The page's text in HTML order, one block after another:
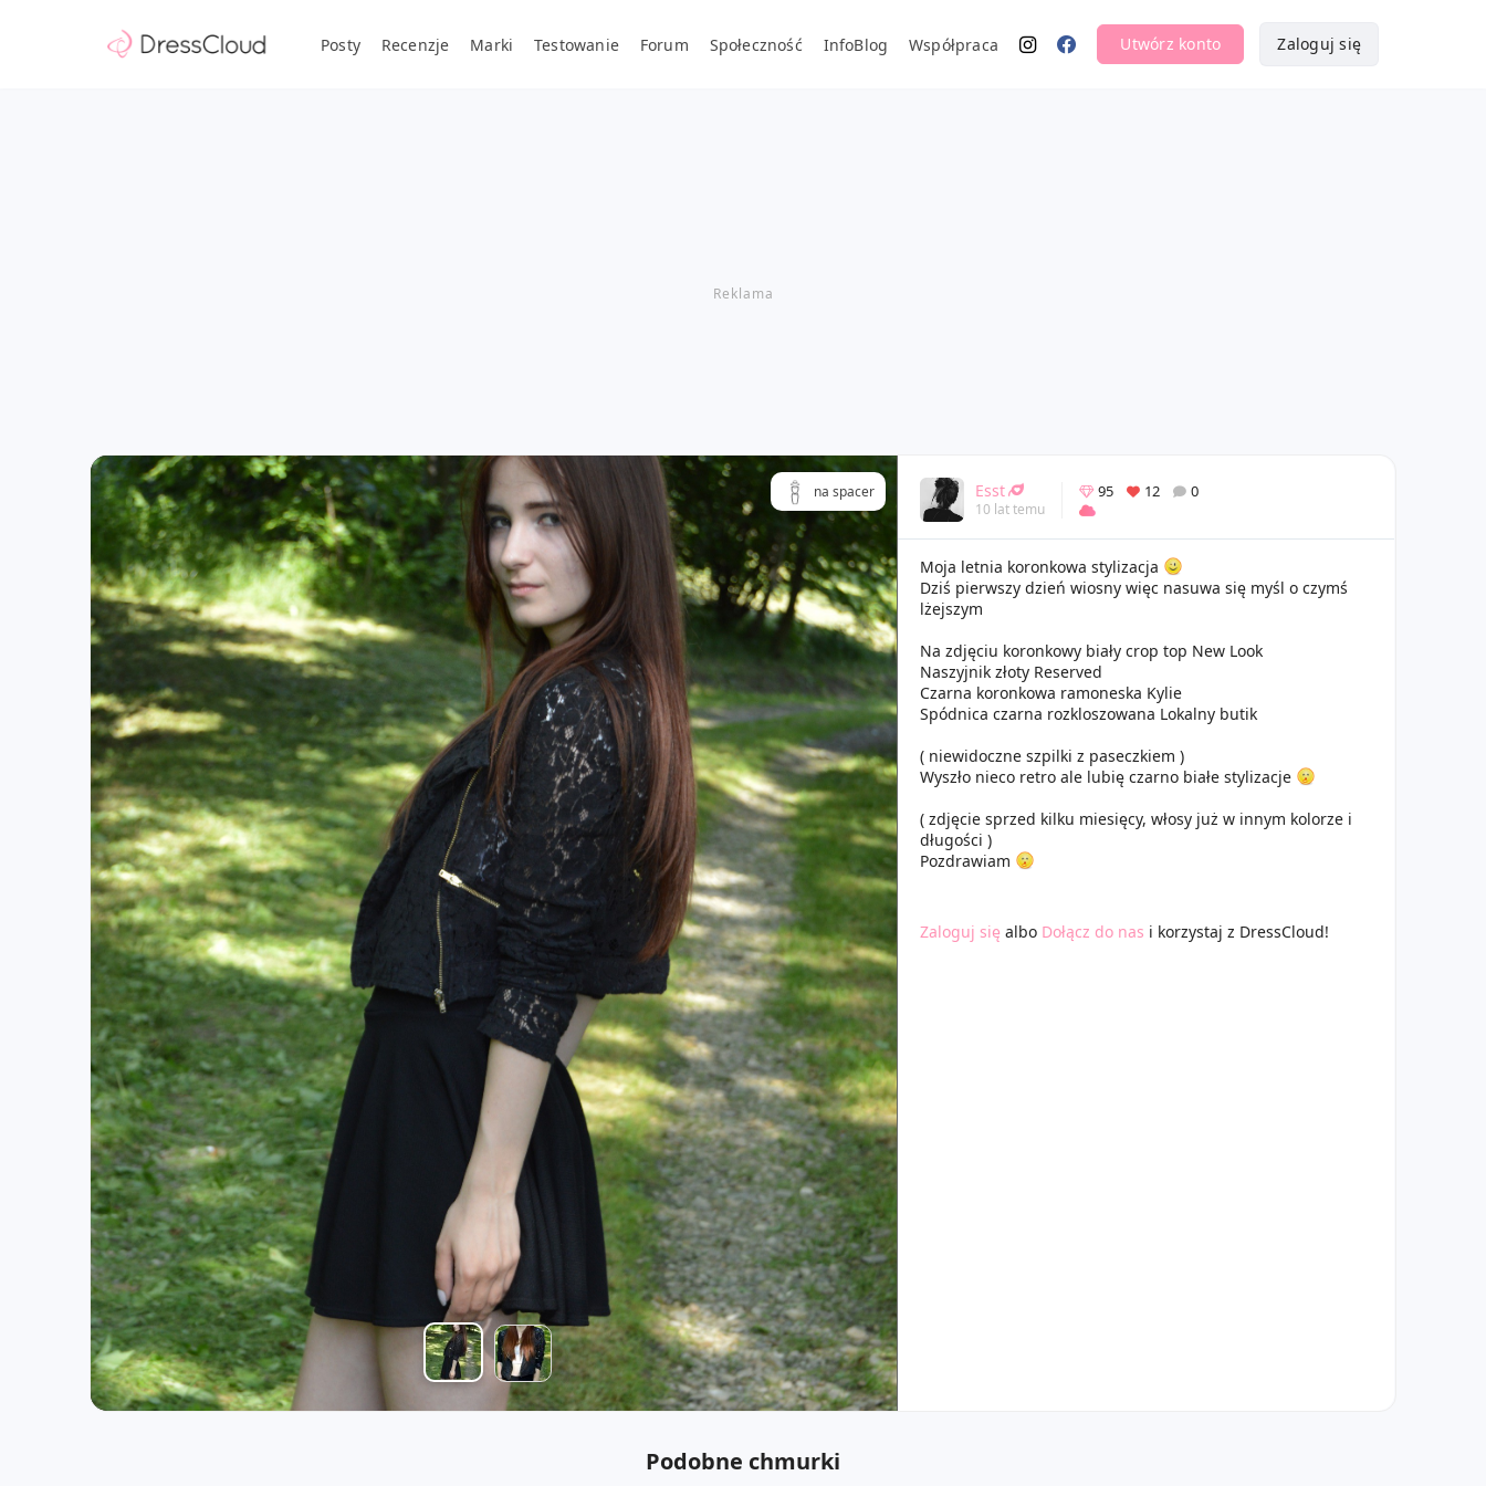
Posty Recenzje Marki Testowanie Forum Społeczność InfoBlog Współpraca Utwórz konto Zaloguj się
na spacer Esst
10 lat temu
95 12 0
Moja letnia koronkowa stylizacja
Dziś pierwszy dzień wiosny więc nasuwa się myśl o czymś
lżejszym
Na zdjęciu koronkowy biały crop top New Look
Naszyjnik złoty Reserved
Czarna koronkowa ramoneska Kylie
Spódnica czarna rozkloszowana Lokalny butik
( niewidoczne szpilki z paseczkiem )
Wyszło nieco retro ale lubię czarno białe stylizacje
( zdjęcie sprzed kilku miesięcy, włosy już w innym kolorze i
długości )
Pozdrawiam
Zaloguj się albo Dołącz do nas i korzystaj z DressCloud!
Podobne chmurki